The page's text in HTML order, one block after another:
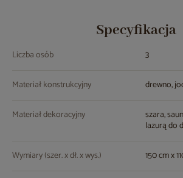
Specyfikacja
Liczba osób 3
Materiał konstrukcyjny drewno,
Materiał dekoracyjny szara,
lazurą do
Wymiary (szer. x dł. x wys.) 150 cm x